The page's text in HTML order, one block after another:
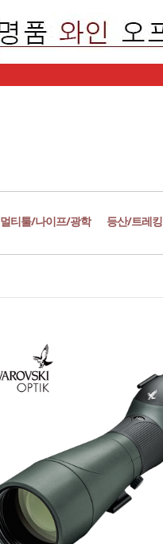
멀티툴/나이프/광학 등산/트레킹